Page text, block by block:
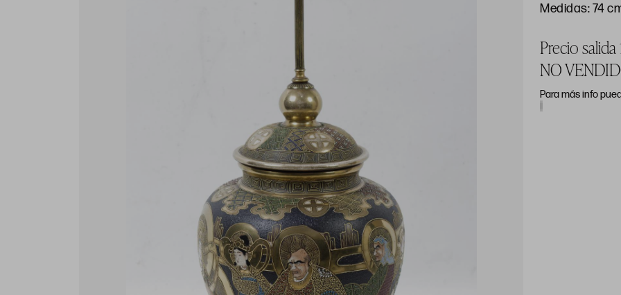
Medidas: 74
Precio
NO
Para más info